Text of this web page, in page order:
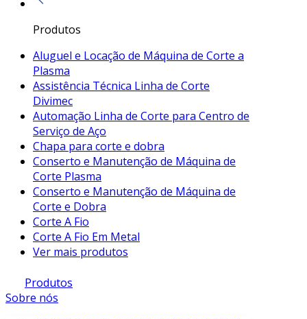
Produtos
Aluguel e Locação de Máquina de Corte a
Plasma
Assistência Técnica Linha de Corte
Divimec
Automação Linha de Corte para Centro de
Serviço de Aço
Chapa para corte e dobra
Conserto e Manutenção de Máquina de
Corte Plasma
Conserto e Manutenção de Máquina de
Corte e Dobra
Corte A Fio
Corte A Fio Em Metal
Ver mais produtos
Produtos
Sobre nós